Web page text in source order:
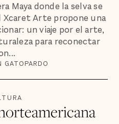
Maya donde la selva se
Arte propone una
un viaje por el arte,
para reconectar
GATOPARDO